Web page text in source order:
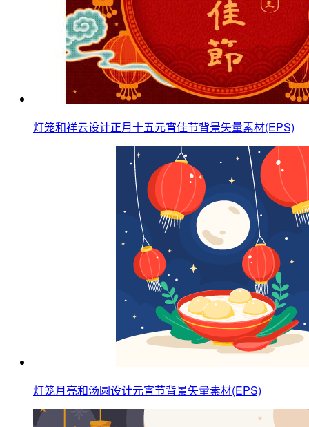
灯笼和祥云设计正月十五元宵佳节背景矢量素材(EPS)
灯笼月亮和汤圆设计元宵节背景矢量素材(EPS)